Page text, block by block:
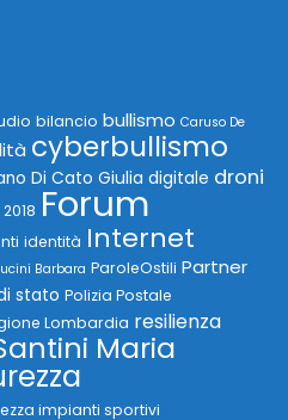
bilancio bullismo Caruso De
cyberbullismo
Di Cato Giulia digitale droni
Forum
identità Internet
Barbara ParoleOstili Partner
stato Polizia Postale
Lombardia resilienza
Maria
impianti sportivi